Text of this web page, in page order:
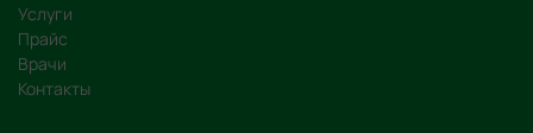
Услуги
Прайс
Врачи
Контакты